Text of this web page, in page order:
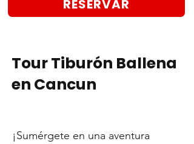
RESERVAR
Tour Tiburón Ballena
en Cancun
¡Sumérgete en una aventura